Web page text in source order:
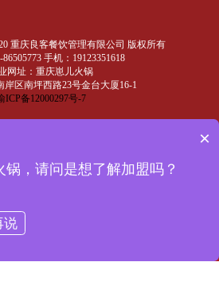
重庆良客餐饮管理有限公司 版权所有
86505773 手机：19123351618
网址：重庆崽儿火锅
岸区南坪西路23号金台大厦16-1
ICP备12000297号-7
维码
×
，请问是想了解加盟吗？
说